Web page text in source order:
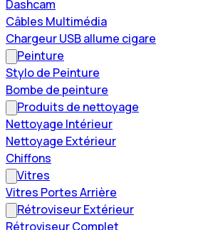
Dashcam
Câbles Multimédia
Chargeur USB allume cigare
Peinture
Stylo de Peinture
Bombe de peinture
Produits de nettoyage
Nettoyage Intérieur
Nettoyage Extérieur
Chiffons
Vitres
Vitres Portes Arrière
Rétroviseur Extérieur
Rétroviseur Complet